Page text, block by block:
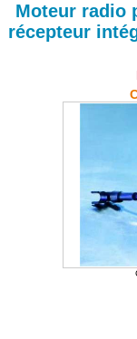
Moteur radio
récepteur